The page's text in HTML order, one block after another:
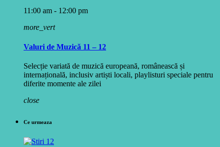
11:00 am - 12:00 pm
more_vert
Valuri de Muzică 11 – 12
Selecție variată de muzică europeană, românească și
internațională, inclusiv artiști locali, playlisturi speciale pentru
diferite momente ale zilei
close
Ce urmeaza